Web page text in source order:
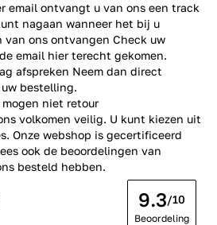
email ontvangt u van ons een track
nagaan wanneer het bij u
van ons ontvangen Check uw
email hier terecht gekomen.
afspreken Neem dan direct
bestelling.
niet retour
volkomen veilig. U kunt kiezen uit
Onze webshop is gecertificeerd
ook de beoordelingen van
besteld hebben.
9.3/10
Beoordeling